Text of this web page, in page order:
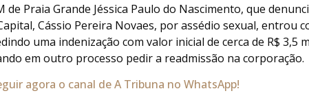
de Praia Grande Jéssica Paulo do Nascimento, que
Cássio Pereira Novaes, por assédio sexual, entrou
uma indenização com valor inicial de cerca de R$ 3,5
em outro processo pedir a readmissão na corporação.
agora o canal de A Tribuna no WhatsApp!